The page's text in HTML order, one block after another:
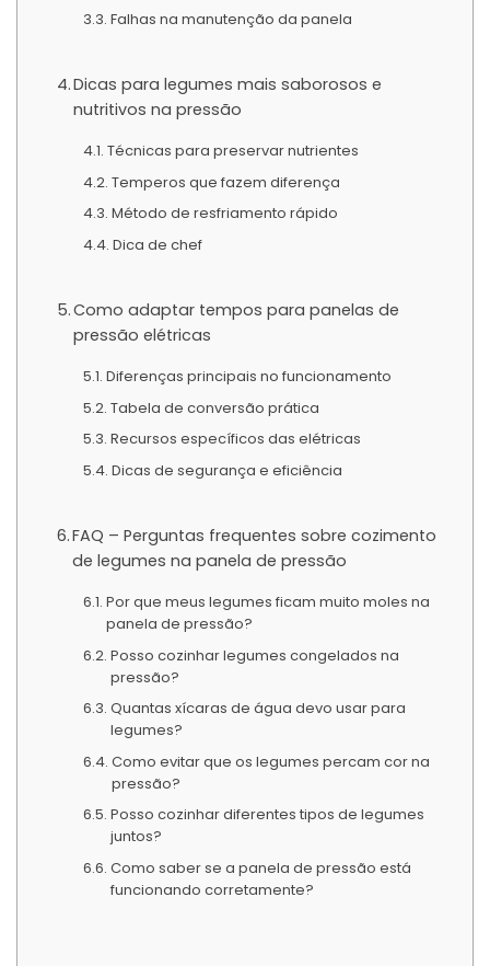
Falhas na manutenção da panela
Dicas para legumes mais saborosos e
nutritivos na pressão
Técnicas para preservar nutrientes
Temperos que fazem diferença
Método de resfriamento rápido
Dica de chef
Como adaptar tempos para panelas de
pressão elétricas
Diferenças principais no funcionamento
Tabela de conversão prática
Recursos específicos das elétricas
Dicas de segurança e eficiência
FAQ – Perguntas frequentes sobre cozimento
de legumes na panela de pressão
Por que meus legumes ficam muito moles na
panela de pressão?
Posso cozinhar legumes congelados na
pressão?
Quantas xícaras de água devo usar para
legumes?
Como evitar que os legumes percam cor na
pressão?
Posso cozinhar diferentes tipos de legumes
juntos?
Como saber se a panela de pressão está
funcionando corretamente?